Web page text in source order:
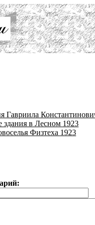
Гавриила
в Лесном 1923
Физтеха 1923